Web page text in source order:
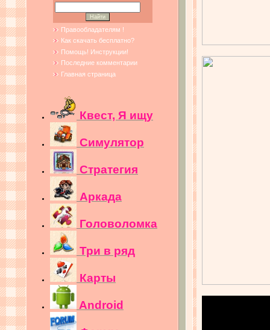
Правообладателям !
Как скачать бесплатно?
Помощь! Инструкции!
Последние комментарии
Главная страница
Квест, Я ищу
Симулятор
Стратегия
Аркада
Головоломка
Три в ряд
Карты
Android